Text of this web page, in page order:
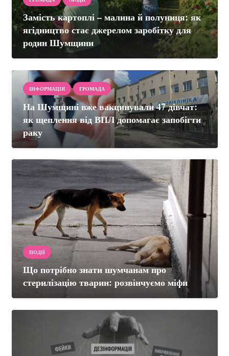
Замість картоплі – малина й полуниця: як
ягідництво стає джерелом заробітку для
родин Шумщини
ІНФОРМАЦІЯ ГРОМАДА
На Шумщині вже вакцинували 47 дівчат:
як щеплення від ВПЛ допомагає запобігти
раку
ПОДІЇ
Що потрібно знати шумчанам про
стерилізацію тварин: розвінчуємо міфи